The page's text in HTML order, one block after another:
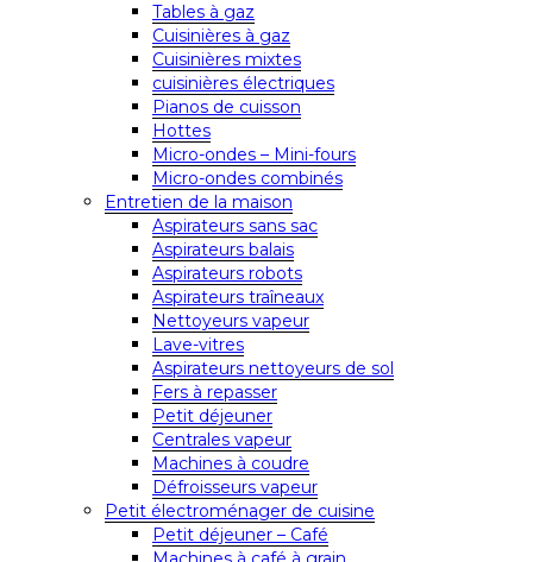
Tables à gaz
Cuisinières à gaz
Cuisinières mixtes
cuisinières électriques
Pianos de cuisson
Hottes
Micro-ondes – Mini-fours
Micro-ondes combinés
Entretien de la maison
Aspirateurs sans sac
Aspirateurs balais
Aspirateurs robots
Aspirateurs traîneaux
Nettoyeurs vapeur
Lave-vitres
Aspirateurs nettoyeurs de sol
Fers à repasser
Petit déjeuner
Centrales vapeur
Machines à coudre
Défroisseurs vapeur
Petit électroménager de cuisine
Petit déjeuner – Café